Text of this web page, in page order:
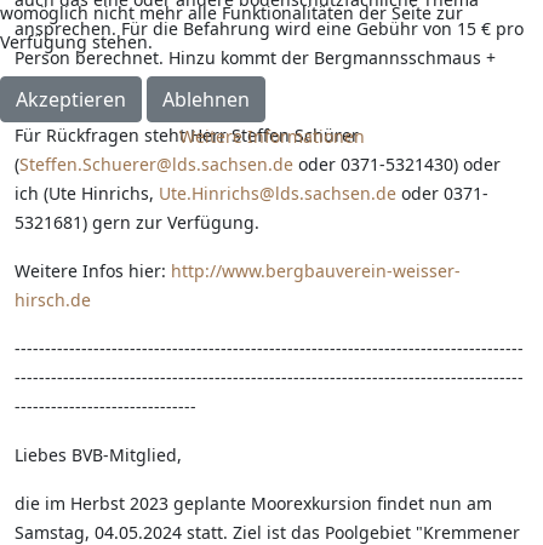
ansprechen. Für die Befahrung wird eine Gebühr von 15 € pro
Person berechnet. Hinzu kommt der Bergmannsschmaus +
Getränke.
Für Rückfragen steht Herr Steffen Schürer
(Steffen.Schuerer@lds.sachsen.de oder 0371-5321430) oder
ich (Ute Hinrichs, Ute.Hinrichs@lds.sachsen.de oder 0371-
5321681) gern zur Verfügung.
Weitere Infos hier: http://www.bergbauverein-weisser-
hirsch.de
------------------------------------------------------------------------------------
------------------------------------------------------------------------------------
------------------------------
Liebes BVB-Mitglied,
die im Herbst 2023 geplante Moorexkursion findet nun am
Samstag, 04.05.2024 statt. Ziel ist das Poolgebiet "Kremmener
womöglich nicht mehr alle Funktionalitäten der Seite zur
Verfügung stehen.
Akzeptieren Ablehnen
Weitere Informationen